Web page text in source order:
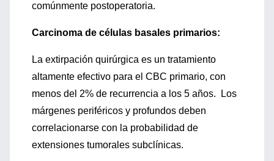
comúnmente postoperatoria.
Carcinoma de células basales primarios:
La extirpación quirúrgica es un tratamiento
altamente efectivo para el CBC primario, con
menos del 2% de recurrencia a los 5 años. Los
márgenes periféricos y profundos deben
correlacionarse con la probabilidad de
extensiones tumorales subclínicas.